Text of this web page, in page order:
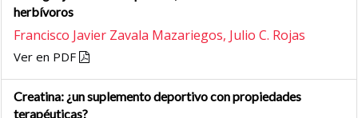
herbívoros
Francisco Javier Zavala Mazariegos, Julio C. Rojas
Ver en PDF
Creatina: ¿un suplemento deportivo con propiedades
terapéuticas?